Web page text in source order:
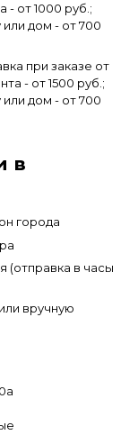
- от 1000 руб.;
или дом - от 700
при заказе от
- от 1500 руб.;
или дом - от 700
в
города
(отправка в часы
вручную